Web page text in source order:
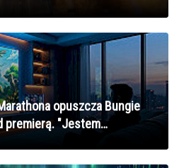
opuszcza Bungie
premierą. "Jestem
wizualnego świata, który